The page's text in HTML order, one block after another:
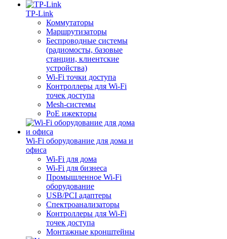
TP-Link
Коммутаторы
Маршрутизаторы
Беспроводные системы
(радиомосты, базовые
станции, клиентские
устройства)
Wi-Fi точки доступа
Контроллеры для Wi-Fi
точек доступа
Mesh-системы
PoE ижекторы
Wi-Fi оборудование для дома и
офиса
Wi-Fi для дома
Wi-Fi для бизнеса
Промышленное Wi-Fi
оборудование
USB/PCI адаптеры
Cпектроанализаторы
Контроллеры для Wi-Fi
точек доступа
Монтажные кронштейны